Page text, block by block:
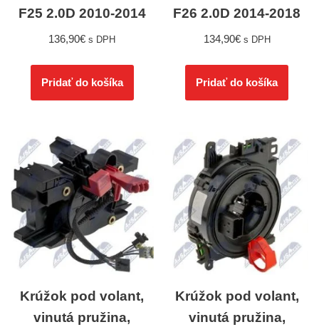
F25 2.0D 2010-2014
136,90€ s DPH
Pridať do košíka
F26 2.0D 2014-2018
134,90€ s DPH
Pridať do košíka
Krúžok pod volant,
vinutá pružina,
Krúžok pod volant,
vinutá pružina,